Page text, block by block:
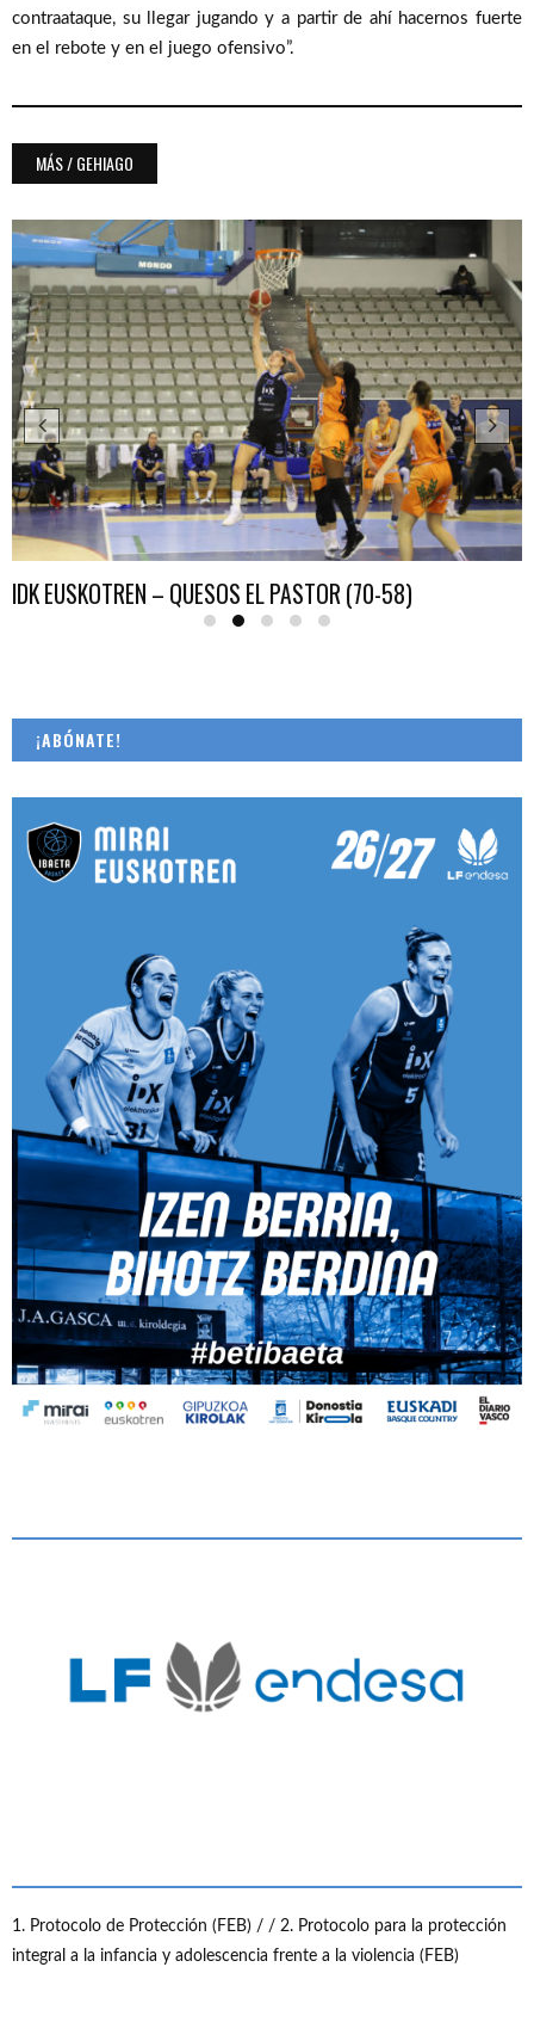
contraataque, su llegar jugando y a partir de ahí hacernos fuerte
en el rebote y en el juego ofensivo”.
MÁS / GEHIAGO
IDK EUSKOTREN – QUESOS EL PASTOR (70-58)
¡ABÓNATE!
1. Protocolo de Protección (FEB) / / 2. Protocolo para la protección
integral a la infancia y adolescencia frente a la violencia (FEB)